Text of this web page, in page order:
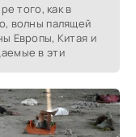
того, как в
волны палящей
Европы, Китая и
в эти